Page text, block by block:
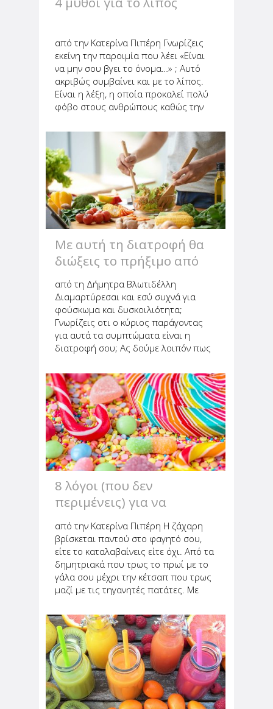
από την Κατερίνα Πιπέρη Γνωρίζεις
εκείνη την παροιμία που λέει «Είναι
να μην σου βγει το όνομα…» ; Αυτό
ακριβώς συμβαίνει και με το λίπος.
Είναι η λέξη, η οποία προκαλεί πολύ
φόβο στους ανθρώπους καθώς την
αντίληψη είναι μία από τις πολλές
λανθασμένες αντιλήψεις...
Με αυτή τη διατροφή θα
διώξεις το πρήξιμο από
την κοιλιά σου
από τη Δήμητρα Βλωτιδέλλη
Διαμαρτύρεσαι και εσύ συχνά για
φούσκωμα και δυσκοιλιότητα;
Γνωρίζεις οτι ο κύριος παράγοντας
για αυτά τα συμπτώματα είναι η
διατροφή σου; Ας δούμε λοιπόν πως
δυσάρεστη κατάσταση που
ταλαιπωρεί πολλούς! Πρόσθεσε
προβιοτικά στην διατροφή...
8 λόγοι (που δεν
περιμένεις) για να
ελαττώσεις την ζάχαρη
από την Κατερίνα Πιπέρη Η ζάχαρη
βρίσκεται παντού στο φαγητό σου,
είτε το καταλαβαίνεις είτε όχι. Από τα
δημητριακά που τρως το πρωί με το
γάλα σου μέχρι την κέτσαπ που τρως
μαζί με τις τηγανητές πατάτες. Με
αντιμετωπίζει αρκετός κόσμος αυτή
την εποχή, όπως η χοληστερίνη...